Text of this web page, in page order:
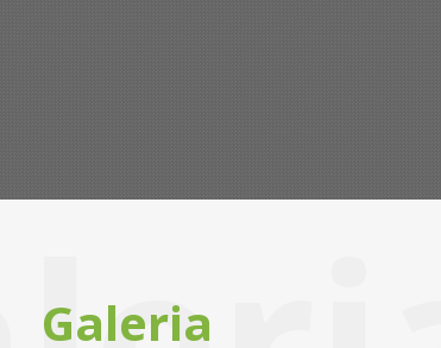
Galeria